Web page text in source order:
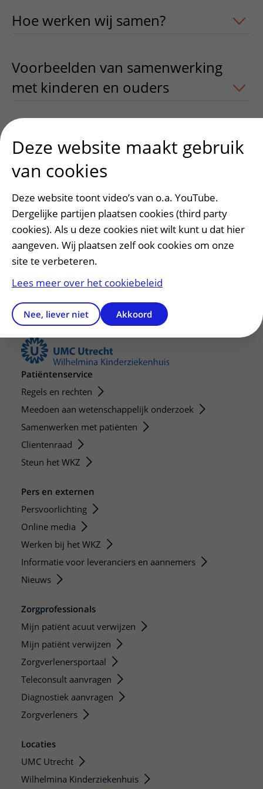
Hoe werken wij samen? uitklapper,
Voorbeelden van samenwerking
met kinderen en ouders uitklapper,
Heeft deze informatie u geholpen?
Ja
Nee
Patiëntenservice
Regels en rechten
Meedoen aan wetenschappelijk onderzoek
Samenwerken met patiënten
Clientenraad
Steun het WKZ
Pers en externen
Persvoorlichting
Online media
Werken bij het WKZ
Informatie voor leveranciers en aannemers
Nieuws
Zorgprofessionals
Mijn patiënt acuut verwijzen
Mijn patiënt verwijzen
Zorgverlenersportaal
Teleconsult aanvragen
Diagnostiek aanvragen
Zorgverleners
Locaties
UMC Utrecht
Wilhelmina Kinderziekenhuis
Deze website maakt gebruik
van cookies
Deze website toont video’s van o.a. YouTube.
Dergelijke partijen plaatsen cookies (third party
cookies). Als u deze cookies niet wilt kunt u dat hier
aangeven. Wij plaatsen zelf ook cookies om onze
site te verbeteren.
Lees meer over het cookiebeleid
Nee, liever niet Akkoord